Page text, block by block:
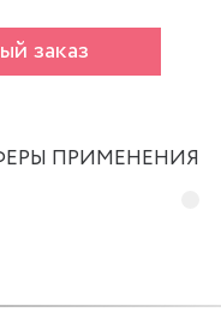
заказ
ПРИМЕНЕНИЯ